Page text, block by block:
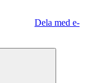
Dela med e-